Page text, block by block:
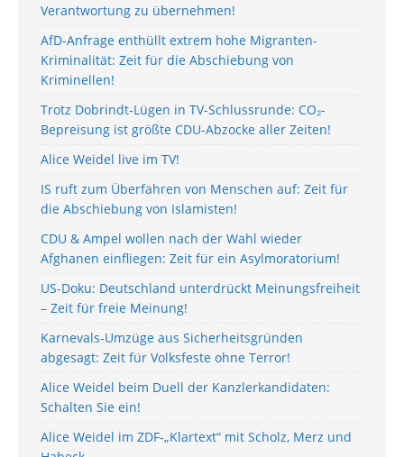
Verantwortung zu übernehmen!
AfD-Anfrage enthüllt extrem hohe Migranten-
Kriminalität: Zeit für die Abschiebung von
Kriminellen!
Trotz Dobrindt-Lügen in TV-Schlussrunde: CO₂-
Bepreisung ist größte CDU-Abzocke aller Zeiten!
Alice Weidel live im TV!
IS ruft zum Überfahren von Menschen auf: Zeit für
die Abschiebung von Islamisten!
CDU & Ampel wollen nach der Wahl wieder
Afghanen einfliegen: Zeit für ein Asylmoratorium!
US-Doku: Deutschland unterdrückt Meinungsfreiheit
– Zeit für freie Meinung!
Karnevals-Umzüge aus Sicherheitsgründen
abgesagt: Zeit für Volksfeste ohne Terror!
Alice Weidel beim Duell der Kanzlerkandidaten:
Schalten Sie ein!
Alice Weidel im ZDF-„Klartext“ mit Scholz, Merz und